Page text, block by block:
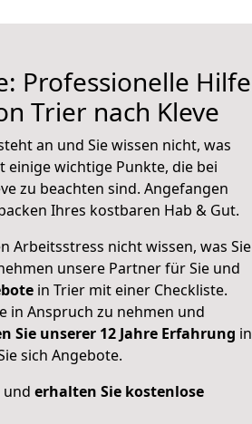
Professionelle Hilfe
Trier nach Kleve
an und Sie wissen nicht, was
einige wichtige Punkte, die bei
zu beachten sind. Angefangen
Ihres kostbaren Hab & Gut.
Arbeitsstress nicht wissen, was Sie
unsere Partner für Sie und
in Trier mit einer Checkliste.
in Anspruch zu nehmen und
Sie unserer 12 Jahre Erfahrung in
sich Angebote.
und erhalten Sie kostenlose